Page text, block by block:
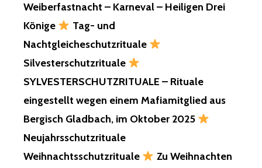
THEREFORE,
FOUNDATION,
MAGICAL
YOUR
Weiberfastnacht – Karneval – Heiligen Drei
Könige
Tag- und
Nachtgleicheschutzrituale
Silvesterschutzrituale
SYLVESTERSCHUTZRITUALE – Rituale
eingestellt wegen einem Mafiamitglied aus
Bergisch Gladbach, im Oktober 2025
Neujahrsschutzrituale
Weihnachtsschutzrituale
Zu Weihnachten